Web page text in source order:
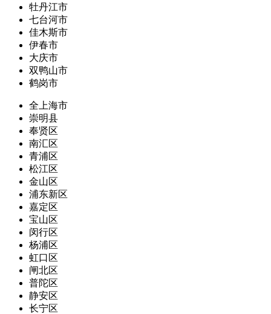
牡丹江市
七台河市
佳木斯市
伊春市
大庆市
双鸭山市
鹤岗市
全上海市
崇明县
奉贤区
南汇区
青浦区
松江区
金山区
浦东新区
嘉定区
宝山区
闵行区
杨浦区
虹口区
闸北区
普陀区
静安区
长宁区